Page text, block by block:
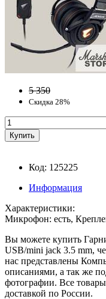
5 350
Скидка 28%
Код: 125225
Информация
Характеристики:
Микрофон: есть,
Вы можете купить
USB/mini jack 3.5 mm,
нас представлены
описаниями, а так же
фотографии. Все
доставкой по России.